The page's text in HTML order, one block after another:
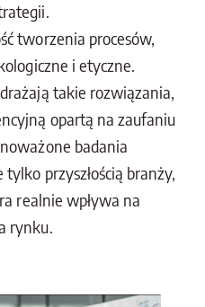
tworzenia procesów,
i etyczne.
takie rozwiązania,
opartą na zaufaniu
badania
przyszłością branży,
realnie wpływa na
rynku.